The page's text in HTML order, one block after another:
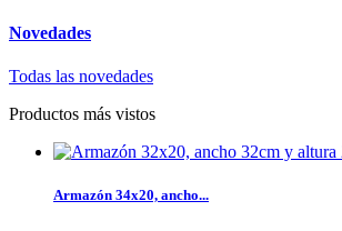
Novedades
Todas las novedades
Productos más vistos
Armazón 34x20, ancho...